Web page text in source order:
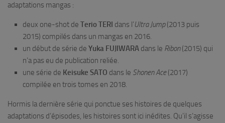
adaptations mangas :
deux one-shot de Terio TERI dans l’Ultra Jump(2013 puis
2015) compilés dans un mangas en 2016.
un début de série de Yuka FUJIWARA dans le Ribon(2015) qui
n’a pas eu de publication reliée.
une série de Keisuke SATO dans le Shonen Ace(2017)
compilée en trois tomes en 2018.
Hormis la dernière série qui ponctue ses histoires de quelques
adaptations d’épisodes, les histoires sont ici inédites. Qu’il s’agisse